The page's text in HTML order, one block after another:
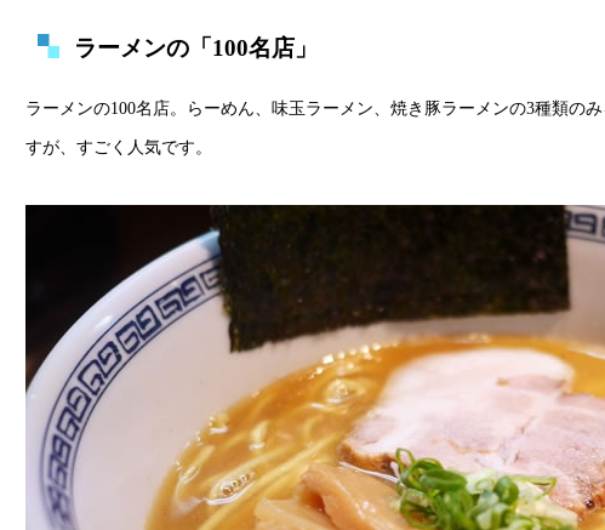
ラーメンの「100名店」
ラーメンの100名店。らーめん、味玉ラーメン、焼き豚ラーメンの3種類の
すが、すごく人気です。